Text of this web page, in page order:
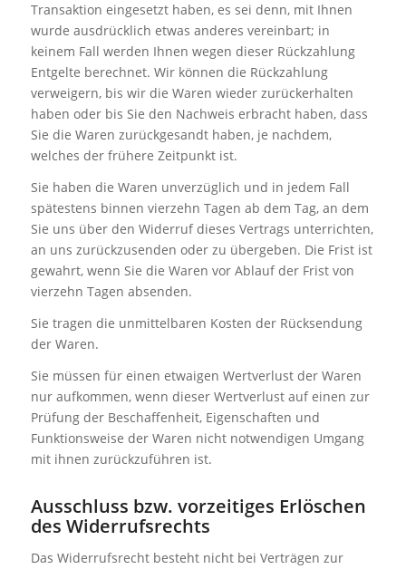
Transaktion eingesetzt haben, es sei denn, mit Ihnen
wurde ausdrücklich etwas anderes vereinbart; in
keinem Fall werden Ihnen wegen dieser Rückzahlung
Entgelte berechnet. Wir können die Rückzahlung
verweigern, bis wir die Waren wieder zurückerhalten
haben oder bis Sie den Nachweis erbracht haben, dass
Sie die Waren zurückgesandt haben, je nachdem,
welches der frühere Zeitpunkt ist.
Sie haben die Waren unverzüglich und in jedem Fall
spätestens binnen vierzehn Tagen ab dem Tag, an dem
Sie uns über den Widerruf dieses Vertrags unterrichten,
an uns zurückzusenden oder zu übergeben. Die Frist ist
gewahrt, wenn Sie die Waren vor Ablauf der Frist von
vierzehn Tagen absenden.
Sie tragen die unmittelbaren Kosten der Rücksendung
der Waren.
Sie müssen für einen etwaigen Wertverlust der Waren
nur aufkommen, wenn dieser Wertverlust auf einen zur
Prüfung der Beschaffenheit, Eigenschaften und
Funktionsweise der Waren nicht notwendigen Umgang
mit ihnen zurückzuführen ist.
Ausschluss bzw. vorzeitiges Erlöschen
des Widerrufsrechts
Das Widerrufsrecht besteht nicht bei Verträgen zur